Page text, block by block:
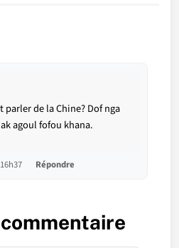
parler de la Chine? Dof nga
agoul fofou khana.
Répondre